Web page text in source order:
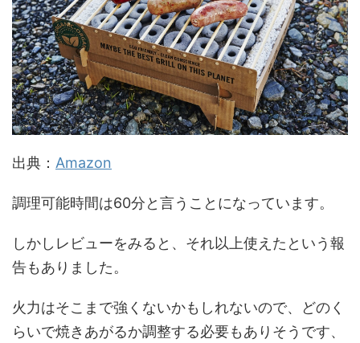
出典： Amazon
調理可能時間は60分と言うことになっています。
しかしレビューをみると、それ以上使えたという報
告もありました。
火力はそこまで強くないかもしれないので、どのく
らいで焼きあがるか調整する必要もありそうです、